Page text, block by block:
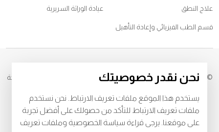
علاج النطق عيادة الوراثة السريرية
قسم الطب الفيزيائي وإعادة التأهيل
© 2026
مستشفى برجيل. كل الحقوق محفوظة. رقم التصريح من وزارة الصحة
خصوصيةالبنود و الظروف
Download Burjeel App Now
نحن نقدر خصوصيتك
يستخدم هذا الموقع ملفات تعريف الارتباط. نحن نستخدم
ملفات تعريف الارتباط للتأكد من حصولك على أفضل تجربة
على موقعنا. يرجى قراءة سياسة الخصوصية وملفات تعريف